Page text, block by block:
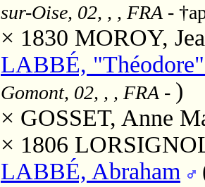
sur-Oise, 02, , , FRA -
× 1830 MOROY,
LABBÉ, "Théodore"
Gomont, 02, , , FRA - )
× GOSSET, Anne
× 1806
LABBÉ, Abraham